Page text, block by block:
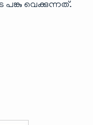
പങ്കു വെക്കുന്നത്.